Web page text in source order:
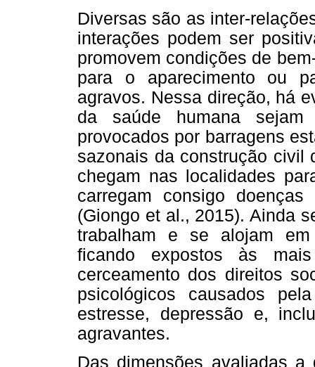
Diversas são as inter-
interações podem ser
promovem condições de
para o aparecimento ou
agravos. Nessa direção, há
da saúde humana
provocados por barragens
sazonais da construção civil
chegam nas localidades
carregam consigo
(Giongo et al., 2015). Ainda
trabalham e se alojam
ficando expostos às
cerceamento dos direitos
psicológicos causados
estresse, depressão e,
agravantes.
Das dimensões avaliadas